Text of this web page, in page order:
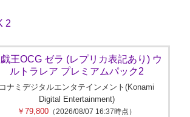
2
王OCG ゼラ (レプリカ表記あり) ウ
ルトラレア プレミアムパック2
コナミデジタルエンタテインメント(Konami
Digital Entertainment)
￥79,800 （2026/08/07 16:37時点）